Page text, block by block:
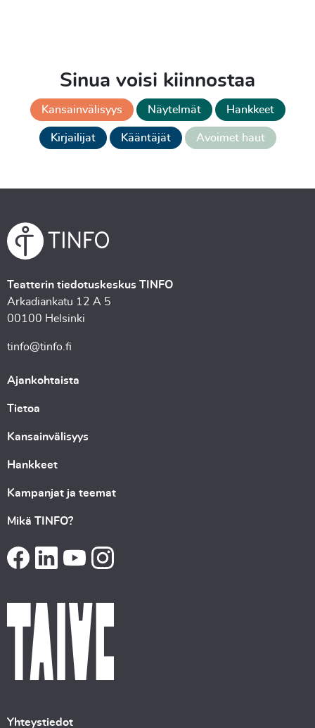
Sinua voisi kiinnostaa
Kansainvälisyys Näytelmät Hankkeet
Kirjailijat Kääntäjät Avoimet haut
Teatterin tiedotuskeskus TINFO
Arkadiankatu 12 A 5
00100 Helsinki
tinfo@tinfo.fi
Ajankohtaista
Tietoa
Kansainvälisyys
Hankkeet
Kampanjat ja teemat
Mikä TINFO?
Yhteystiedot